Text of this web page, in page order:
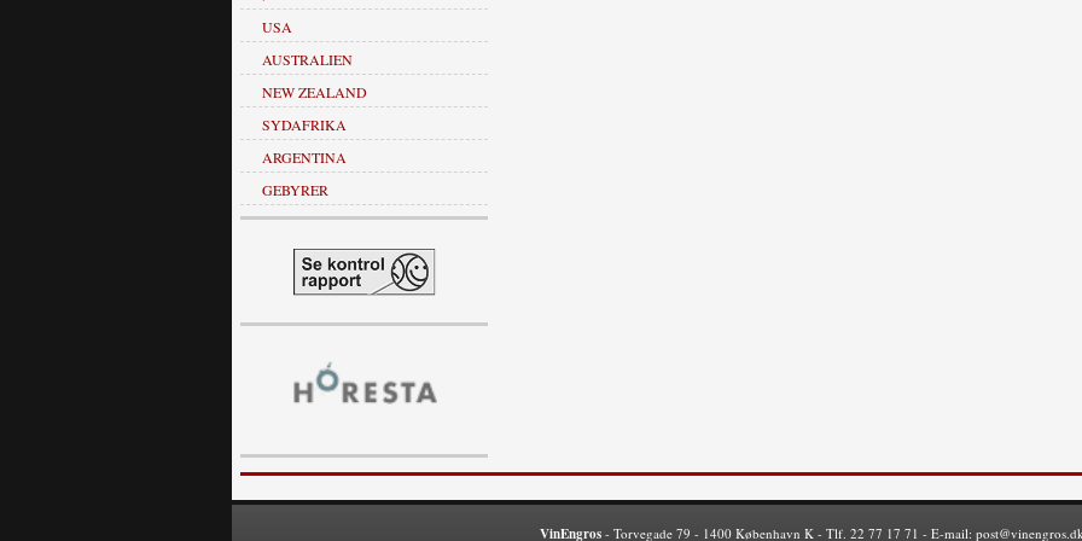
USA
AUSTRALIEN
NEW ZEALAND
SYDAFRIKA
ARGENTINA
GEBYRER
VinEngros- Torvegade 79 - 1400 København K - Tlf. 22 77 17 71 - E-mail: